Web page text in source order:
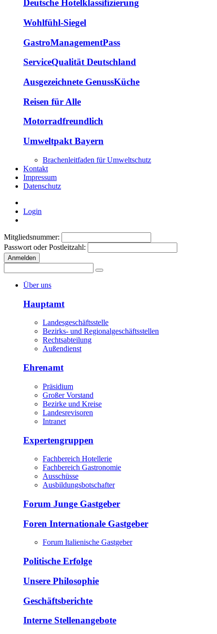
Deutsche Hotelklassifizierung
Wohlfühl-Siegel
GastroManagementPass
ServiceQualität Deutschland
Ausgezeichnete GenussKüche
Reisen für Alle
Motorradfreundlich
Umweltpakt Bayern
Brachenleitfaden für Umweltschutz
Kontakt
Impressum
Datenschutz
Login
Mitgliedsnummer:
Passwort oder Postleitzahl:
Anmelden
Über uns
Hauptamt
Landesgeschäftsstelle
Bezirks- und Regionalgeschäftsstellen
Rechtsabteilung
Außendienst
Ehrenamt
Präsidium
Großer Vorstand
Bezirke und Kreise
Landesrevisoren
Intranet
Expertengruppen
Fachbereich Hotellerie
Fachbereich Gastronomie
Ausschüsse
Ausbildungsbotschafter
Forum Junge Gastgeber
Foren Internationale Gastgeber
Forum Italienische Gastgeber
Politische Erfolge
Unsere Philosophie
Geschäftsberichte
Interne Stellenangebote